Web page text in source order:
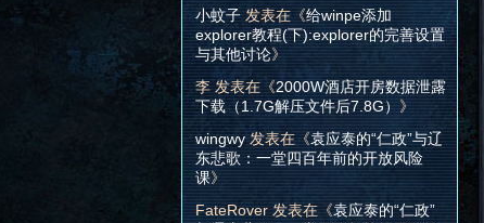
小蚊子发表在《给winpe添加
explorer教程(下):explorer的完善设置
与其他讨论》
李发表在《2000W酒店开房数据泄露
下载（1.7G解压文件后7.8G） 》
wingwy发表在《袁应泰的“仁政”与辽
东悲歌：一堂四百年前的开放风险
课》
FateRover发表在《袁应泰的“仁政”